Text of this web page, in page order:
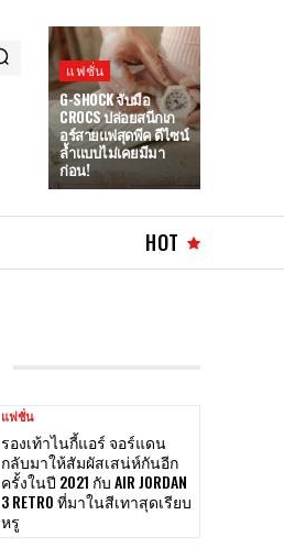
แฟชั่น
G-SHOCK จับมือ
CROCS ปล่อยสนีกเก
อร์สายแฟสุดพีค ดีไซน์
ล้ำแบบไม่เคยมีมา
ก่อน!
HOT
แฟชั่น
รองเท้าไนกี้แอร์ จอร์แดน
กลับมาให้สัมผัสเสน่ห์กันอีก
ครั้งในปี 2021 กับ AIR JORDAN
3 RETRO ที่มาในสีเทาสุดเรียบ
หรู